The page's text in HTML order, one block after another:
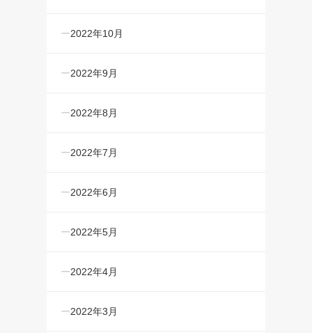
2022年10月
2022年9月
2022年8月
2022年7月
2022年6月
2022年5月
2022年4月
2022年3月